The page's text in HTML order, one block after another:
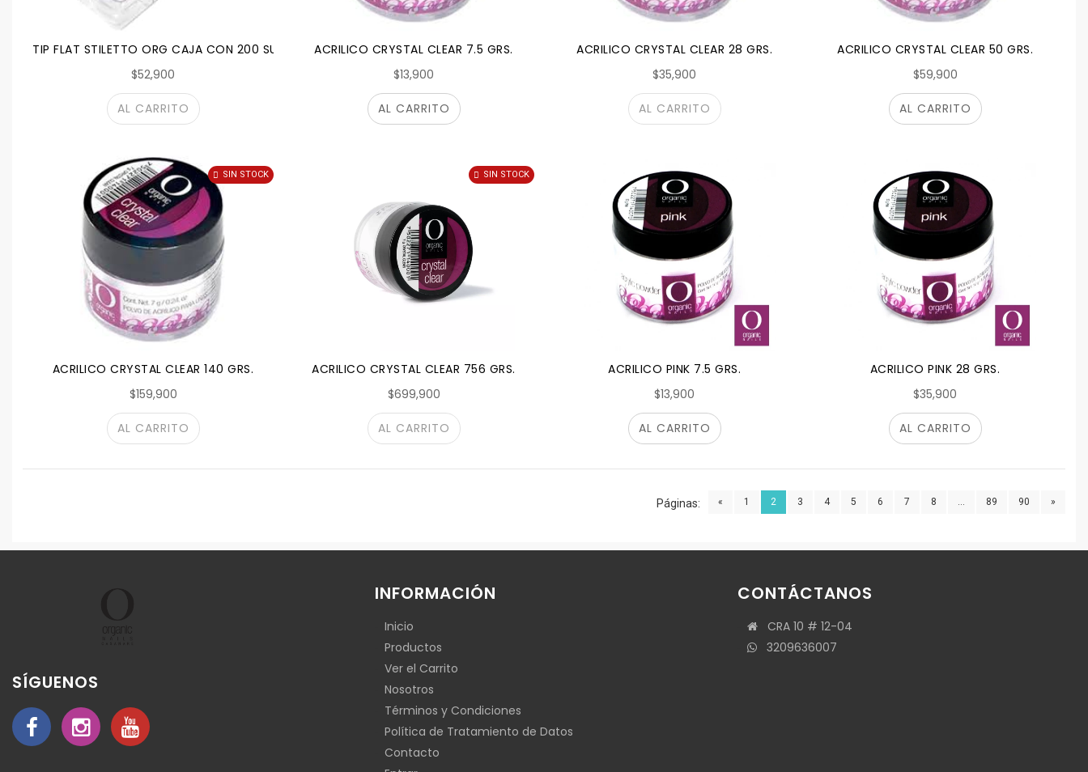
TIP FLAT STILETTO ORG CAJA CON 200 SURTIDO
$52,900
AL CARRITO
ACRILICO CRYSTAL CLEAR 7.5 GRS.
$13,900
AL CARRITO
ACRILICO CRYSTAL CLEAR 28 GRS.
$35,900
AL CARRITO
ACRILICO CRYSTAL CLEAR 50 GRS.
$59,900
AL CARRITO
ACRILICO CRYSTAL CLEAR 140 GRS.
$159,900
AL CARRITO
SIN STOCK
ACRILICO CRYSTAL CLEAR 756 GRS.
$699,900
AL CARRITO
SIN STOCK
ACRILICO PINK 7.5 GRS.
$13,900
AL CARRITO
ACRILICO PINK 28 GRS.
$35,900
AL CARRITO
Páginas: « 1 2 3 4 5 6 7 8 ... 89 90 »
SÍGUENOS
INFORMACIÓN
Inicio
Productos
Ver el Carrito
Nosotros
Términos y Condiciones
Política de Tratamiento de Datos
Contacto
CONTÁCTANOS
CRA 10 # 12-04
3209636007